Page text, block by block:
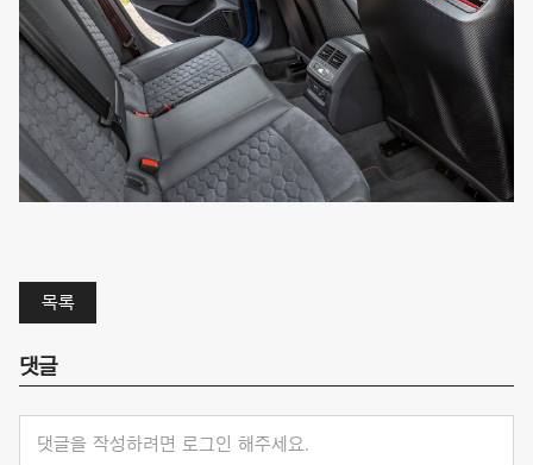
목록
댓글
댓글을 작성하려면 로그인 해주세요.